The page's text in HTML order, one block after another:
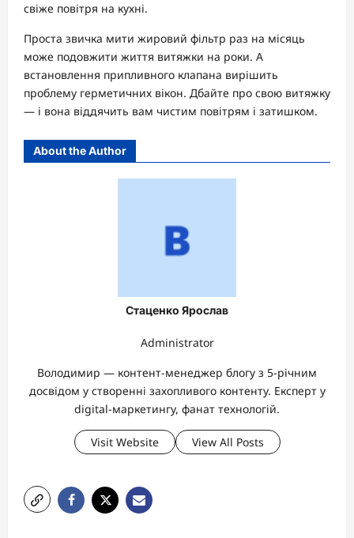
свіже повітря на кухні.
Проста звичка мити жировий фільтр раз на місяць
може подовжити життя витяжки на роки. А
встановлення припливного клапана вирішить
проблему герметичних вікон. Дбайте про свою витяжку
— і вона віддячить вам чистим повітрям і затишком.
About the Author
Стаценко Ярослав
Administrator
Володимир — контент-менеджер блогу з 5-річним
досвідом у створенні захопливого контенту. Експерт у
digital-маркетингу, фанат технологій.
Visit Website View All Posts